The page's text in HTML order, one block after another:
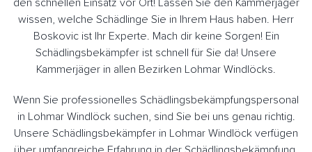
den schnellen Einsatz vor Ort! Lassen Sie den Kammerjäger
wissen, welche Schädlinge Sie in Ihrem Haus haben. Herr
Boskovic ist Ihr Experte. Mach dir keine Sorgen! Ein
Schädlingsbekämpfer ist schnell für Sie da! Unsere
Kammerjäger in allen Bezirken Lohmar Windlöcks.
Wenn Sie professionelles Schädlingsbekämpfungspersonal
in Lohmar Windlöck suchen, sind Sie bei uns genau richtig.
Unsere Schädlingsbekämpfer in Lohmar Windlöck verfügen